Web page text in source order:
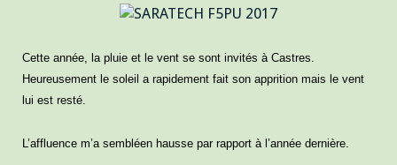
Cette année, la pluie et le vent se sont invités à Castres.
Heureusement le soleil a rapidement fait son apprition mais le vent
lui est resté.
L’affluence m’a sembléen hausse par rapport à l’année dernière.